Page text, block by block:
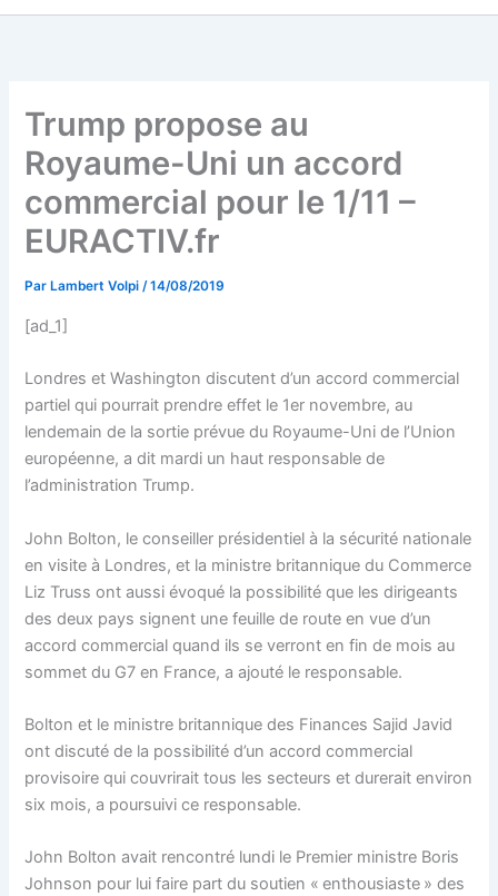
Trump propose au
Royaume-Uni un accord
commercial pour le 1/11 –
EURACTIV.fr
Par Lambert Volpi/14/08/2019
[ad_1]
Londres et Washington discutent d’un accord commercial
partiel qui pourrait prendre effet le 1er novembre, au
lendemain de la sortie prévue du Royaume-Uni de l’Union
européenne, a dit mardi un haut responsable de
l’administration Trump.
John Bolton, le conseiller présidentiel à la sécurité nationale
en visite à Londres, et la ministre britannique du Commerce
Liz Truss ont aussi évoqué la possibilité que les dirigeants
des deux pays signent une feuille de route en vue d’un
accord commercial quand ils se verront en fin de mois au
sommet du G7 en France, a ajouté le responsable.
Bolton et le ministre britannique des Finances Sajid Javid
ont discuté de la possibilité d’un accord commercial
provisoire qui couvrirait tous les secteurs et durerait environ
six mois, a poursuivi ce responsable.
John Bolton avait rencontré lundi le Premier ministre Boris
Johnson pour lui faire part du soutien « enthousiaste » des